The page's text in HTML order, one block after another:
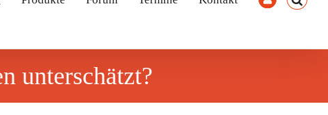
unterschätzt?